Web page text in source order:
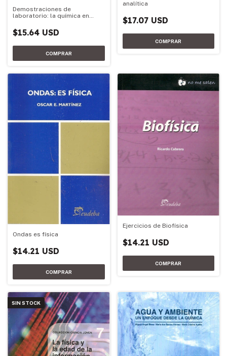
Demostraciones de
laboratorio: la química en
$15.64 USD
analítica
$17.07 USD
Ondas es física
$14.21 USD
Ejercicios de Biofísica
$14.21 USD
SIN STOCK